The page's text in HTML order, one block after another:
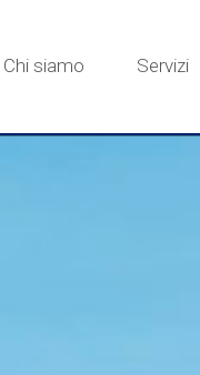
Chi siamo Servizi